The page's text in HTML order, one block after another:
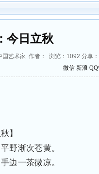
今日立秋
艺术家 作者： 浏览： 1092 分享：
微信 新浪
】
野渐次苍黄。
边一茶微凉。